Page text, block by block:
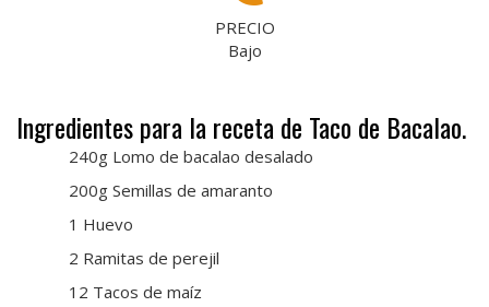
PRECIO
Bajo
Ingredientes para la receta de Taco de Bacalao.
240g Lomo de bacalao desalado
200g Semillas de amaranto
1 Huevo
2 Ramitas de perejil
12 Tacos de maíz